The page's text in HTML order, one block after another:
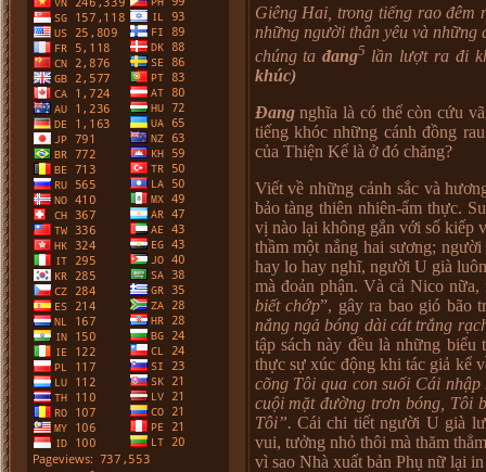
Giêng Hai, trong tiếng rao
những người thân yêu và những
chúng tađang5 lần lượt ra đi
khúc)
Đangnghĩa là có thể còn cứu
tiếng khóc những cánh đồng
của Thiện Kế là ở đó chăng?
Viết về những cảnh sắc và
bảo tàng thiên nhiên-ẩm thực.
vị nào lại không gắn với số kiếp
thầm một nắng hai sương;
hay lo hay nghĩ, người U già
mà đoản phận. Và cả Nico
biết chớp”, gây ra bao gió bão
nắng ngả bóng dài cát trắng
tập sách này đều là những
thực sự xúc động khi tác giả kể
cõng Tôi qua con suối Cái
cuội mặt đường trơn bóng, Tôi
Tôi”. Cái chi tiết người U già
vui, tưởng nhỏ thôi mà thăm
vì sao Nhà xuất bản Phụ nữ lại in